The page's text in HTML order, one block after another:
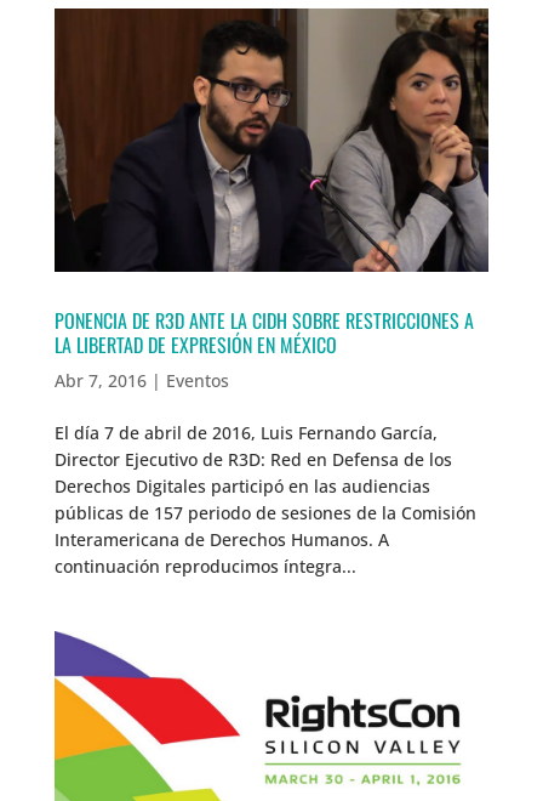
PONENCIA DE R3D ANTE LA CIDH SOBRE RESTRICCIONES A
LA LIBERTAD DE EXPRESIÓN EN MÉXICO
Abr 7, 2016| Eventos
El día 7 de abril de 2016, Luis Fernando García,
Director Ejecutivo de R3D: Red en Defensa de los
Derechos Digitales participó en las audiencias
públicas de 157 periodo de sesiones de la Comisión
Interamericana de Derechos Humanos. A
continuación reproducimos íntegra...